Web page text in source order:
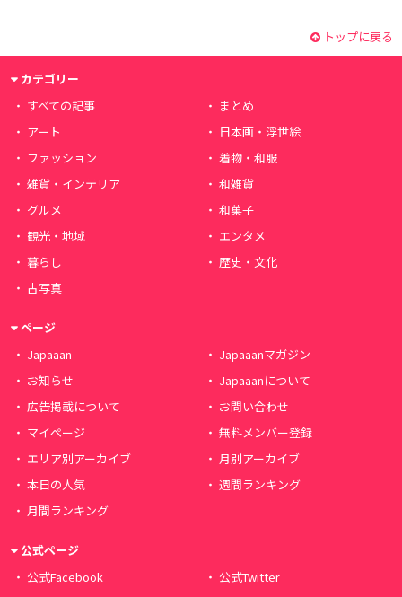
トップに戻る
カテゴリー
すべての記事
まとめ
アート
日本画・浮世絵
ファッション
着物・和服
雑貨・インテリア
和雑貨
グルメ
和菓子
観光・地域
エンタメ
暮らし
歴史・文化
古写真
ページ
Japaaan
Japaaanマガジン
お知らせ
Japaaanについて
広告掲載について
お問い合わせ
マイページ
無料メンバー登録
エリア別アーカイブ
月別アーカイブ
本日の人気
週間ランキング
月間ランキング
公式ページ
公式Facebook
公式Twitter